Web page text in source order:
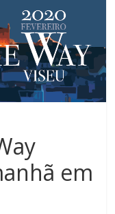
em